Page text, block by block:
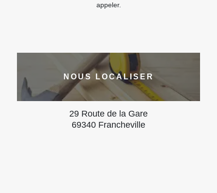
appeler.
NOUS LOCALISER
29 Route de la Gare
69340 Francheville